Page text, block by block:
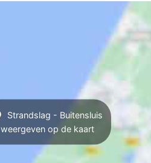
Strandslag - Buitensluis
weergeven op de kaart